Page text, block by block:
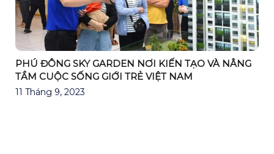
GARDEN NƠI KIẾN TẠO VÀ NÂNG
GIỚI TRẺ VIỆT NAM
PHÚ ĐÔNG